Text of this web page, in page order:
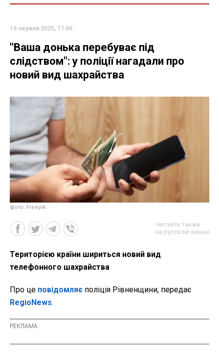
16 червня 2025, 17:06
"Ваша донька перебуває під
слідством": у поліції нагадали про
новий вид шахрайства
фото: Freepik.
Читайте также
на русском языке
Територією країни шириться новий вид
телефонного шахрайства
Про це повідомляє поліція Рівненщини, передає
RegioNews.